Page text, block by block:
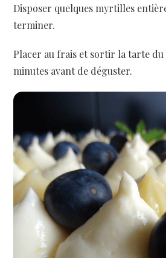
Disposer quelques myrtilles
terminer.
Placer au frais et sortir la tarte
minutes avant de déguster.